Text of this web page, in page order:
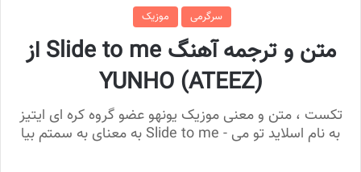
سرگرمی موزیک
متن و ترجمه آهنگ Slide to me از
YUNHO (ATEEZ)
تکست ، متن و معنی موزیک یونهو عضو گروه کره ای ایتیز
به نام اسلاید تو می - Slide to me به معنای به سمتم بیا